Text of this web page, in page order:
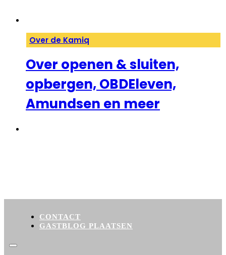
Over de Kamiq
Over openen & sluiten,
opbergen, OBDEleven,
Amundsen en meer
CONTACT
GASTBLOG PLAATSEN